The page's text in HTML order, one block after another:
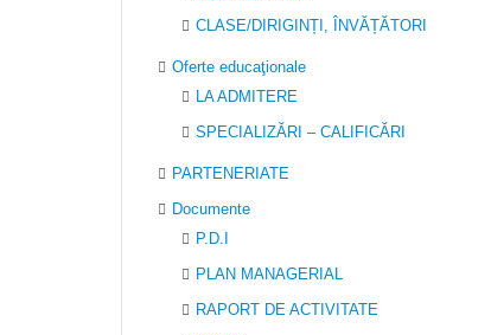
CLASE/DIRIGINȚI, ÎNVĂȚĂTORI
Oferte educaţionale
LA ADMITERE
SPECIALIZĂRI – CALIFICĂRI
PARTENERIATE
Documente
P.D.I
PLAN MANAGERIAL
RAPORT DE ACTIVITATE